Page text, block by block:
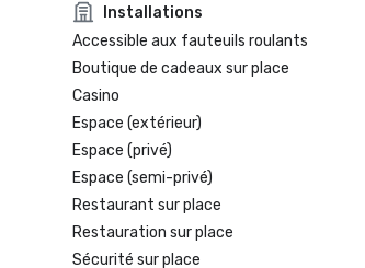
Installations
Accessible aux fauteuils roulants
Boutique de cadeaux sur place
Casino
Espace (extérieur)
Espace (privé)
Espace (semi-privé)
Restaurant sur place
Restauration sur place
Sécurité sur place